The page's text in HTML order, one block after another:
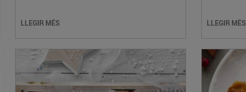
LLEGIR MÉS LLEGIR MÉS